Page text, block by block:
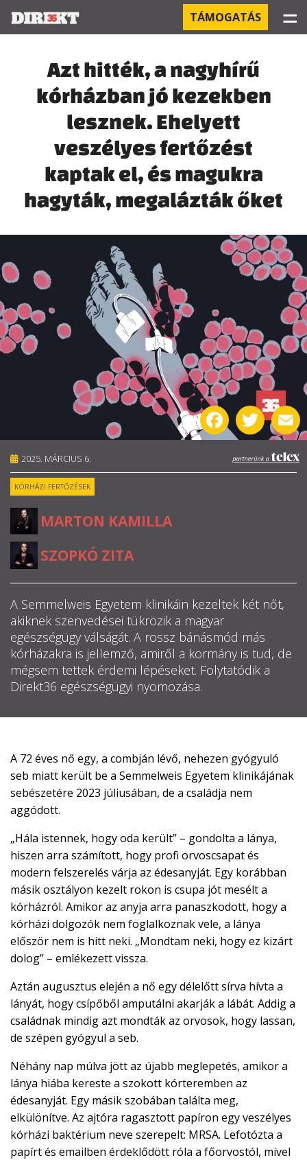
PROJEKTEK
KÓRHÁZI FERTŐZÉSEK
ORBÁN ÉS A GAZDASÁG
KÍNAI NEGYED
OROSZ KAPCSOLATOK
PEGASUS-MEGFIGYELÉSEK
AZ ORBÁN CSALÁD ÜZLETEI
OFFSHORE TITKOK
RÓLUNK
MŰKÖDÉS
TÁMOGATÁS
1%
WEBSHOP



EN

TÁMOGATÓI
KÖRHÖZ!
TÁMOGATÁS ☰
Azt hitték, a nagyhírű
kórházban jó kezekben
lesznek. Ehelyett
veszélyes fertőzést
kaptak el, és magukra
hagyták, megalázták őket
2025. MÁRCIUS 6.
KÓRHÁZI FERTŐZÉSEK
MARTON KAMILLA
SZOPKÓ ZITA
A Semmelweis Egyetem klinikáin kezeltek két nőt,
akiknek szenvedései tükrözik a magyar
egészségügy válságát. A rossz bánásmód más
kórházakra is jellemző, amiről a kormány is tud, de
mégsem tettek érdemi lépéseket. Folytatódik a
Direkt36 egészségügyi nyomozása.
FacebookTwitter
A 72 éves nő egy, a combján lévő, nehezen gyógyuló
seb miatt került be a Semmelweis Egyetem klinikájának
sebészetére 2023 júliusában, de a családja nem
aggódott.
„Hála istennek, hogy oda került” – gondolta a lánya,
hiszen arra számított, hogy profi orvoscsapat és
modern felszerelés várja az édesanyját. Egy korábban
másik osztályon kezelt rokon is csupa jót mesélt a
kórházról. Amikor az anyja arra panaszkodott, hogy a
kórházi dolgozók nem foglalkoznak vele, a lánya
először nem is hitt neki. „Mondtam neki, hogy ez kizárt
dolog” – emlékezett vissza.
Aztán augusztus elején a nő egy délelőtt sírva hívta a
lányát, hogy csípőből amputálni akarják a lábát. Addig a
családnak mindig azt mondták az orvosok, hogy lassan,
de szépen gyógyul a seb.
Néhány nap múlva jött az újabb meglepetés, amikor a
lánya hiába kereste a szokott kórteremben az
édesanyját. Egy másik szobában találta meg,
elkülönítve. Az ajtóra ragasztott papíron egy veszélyes
kórházi baktérium neve szerepelt: MRSA. Lefotózta a
papírt és emailben érdeklődött róla a főorvostól, mivel